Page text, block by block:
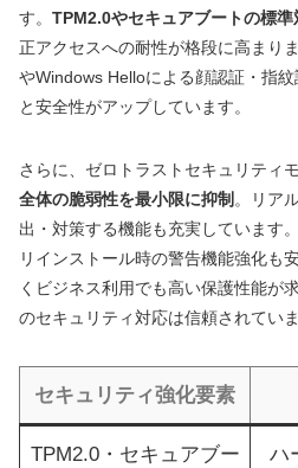
す。 TPM2.0やセキュアブートの標準
正アクセスへの耐性が格段に高まりま
やWindows Helloによる顔認証・指
と安全性がアップしています。
さらに、ゼロトラストセキュリティ
全体の脆弱性を最小限に抑制 。リア
出・対策する機能も充実しています
リインストール時の警告機能強化も
くビジネス利用でも高い保護性能が
のセキュリティ対応は信頼されていま
セキュリティ強化要素
TPM2.0・セキュアブー
ハ